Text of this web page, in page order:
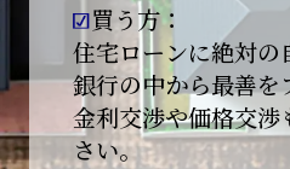
2026-01-09
【新年あけましておめで
本日より始業いたしました
昨年は多くのご縁とご支
買う方：
住宅ローンに絶対
銀行の中から最善を
金利交渉や価格交
さい。